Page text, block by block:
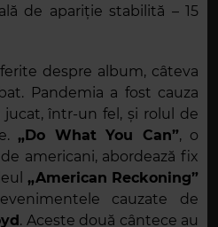
de apariție stabilită – 15
despre album, câteva
Pandemia a fost cauza
jucat, într-un fel, și rolul de
„Do What You Can”, o
americani, abordează fix
„American Reckoning”
cauzate de
. Aceste două cântece au